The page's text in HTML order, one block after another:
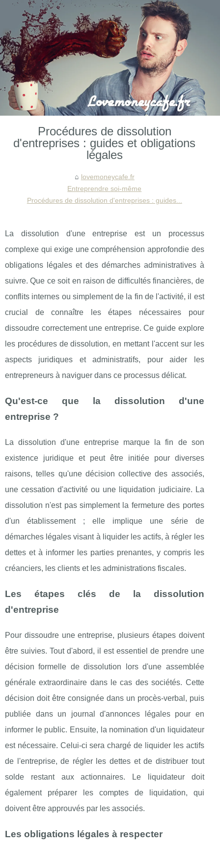
Procédures de dissolution
d'entreprises : guides et obligations
légales
lovemoneycafe.fr
Entreprendre soi-même
Procédures de dissolution d'entreprises : guides...
La dissolution d'une entreprise est un processus
complexe qui exige une compréhension approfondie des
obligations légales et des démarches administratives à
suivre. Que ce soit en raison de difficultés financières, de
conflits internes ou simplement de la fin de l'activité, il est
crucial de connaître les étapes nécessaires pour
dissoudre correctement une entreprise. Ce guide explore
les procédures de dissolution, en mettant l'accent sur les
aspects juridiques et administratifs, pour aider les
entrepreneurs à naviguer dans ce processus délicat.
Qu'est-ce que la dissolution d'une
entreprise ?
La dissolution d'une entreprise marque la fin de son
existence juridique et peut être initiée pour diverses
raisons, telles qu'une décision collective des associés,
une cessation d'activité ou une liquidation judiciaire. La
dissolution n'est pas simplement la fermeture des portes
d'un établissement ; elle implique une série de
démarches légales visant à liquider les actifs, à régler les
dettes et à informer les parties prenantes, y compris les
créanciers, les clients et les administrations fiscales.
Les étapes clés de la dissolution
d'entreprise
Pour dissoudre une entreprise, plusieurs étapes doivent
être suivies. Tout d'abord, il est essentiel de prendre une
décision formelle de dissolution lors d'une assemblée
générale extraordinaire dans le cas des sociétés. Cette
décision doit être consignée dans un procès-verbal, puis
publiée dans un journal d'annonces légales pour en
informer le public. Ensuite, la nomination d'un liquidateur
est nécessaire. Celui-ci sera chargé de liquider les actifs
de l'entreprise, de régler les dettes et de distribuer tout
solde restant aux actionnaires. Le liquidateur doit
également préparer les comptes de liquidation, qui
doivent être approuvés par les associés.
Les obligations légales à respecter